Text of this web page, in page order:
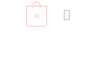
0